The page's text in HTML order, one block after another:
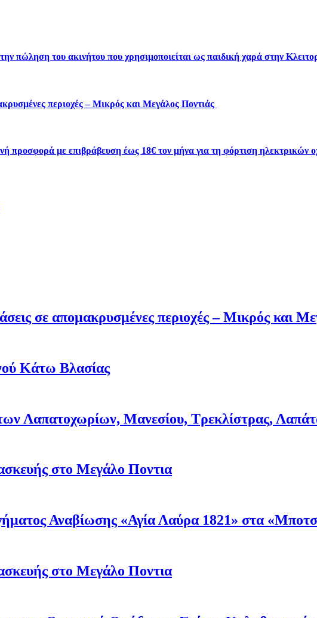
πώληση του ακινήτου που χρησιμοποιείται ως παιδική χαρά στην
περιοχές – Μικρός και Μεγάλος Ποντιάς
προσφορά με επιβράβευση έως 18€ τον μήνα για τη φόρτιση ηλεκτρικών
σε απομακρυσμένες περιοχές – Μικρός και
Κάτω Βλασίας
Λαπατοχωρίων, Μανεσίου, Τρεκλίστρας,
στο Μεγάλο Ποντια
Αναβίωσης «Αγία Λαύρα 1821» στα
στο Μεγάλο Ποντια